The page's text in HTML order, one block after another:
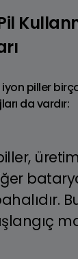
piller
da vardır: